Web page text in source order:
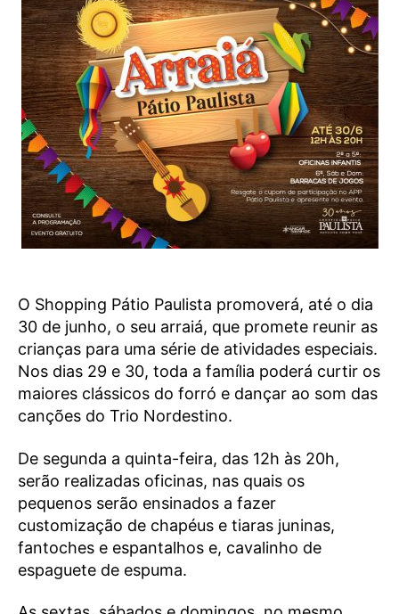
O Shopping Pátio Paulista promoverá, até o dia
30 de junho, o seu arraiá, que promete reunir as
crianças para uma série de atividades especiais.
Nos dias 29 e 30, toda a família poderá curtir os
maiores clássicos do forró e dançar ao som das
canções do Trio Nordestino.
De segunda a quinta-feira, das 12h às 20h,
serão realizadas oficinas, nas quais os
pequenos serão ensinados a fazer
customização de chapéus e tiaras juninas,
fantoches e espantalhos e, cavalinho de
espaguete de espuma.